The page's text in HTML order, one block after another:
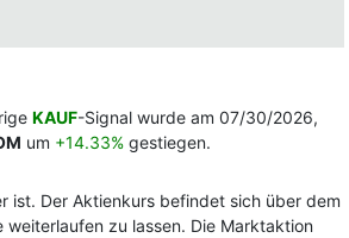
KAUF-Signal wurde am 07/30/2026,
um +14.33% gestiegen.
ist. Der Aktienkurs befindet sich über dem
zu lassen. Die Marktaktion